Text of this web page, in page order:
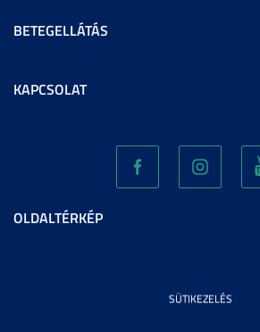
BETEGELLÁTÁS
KAPCSOLAT
OLDALTÉRKÉP
SÜTIKEZELÉS